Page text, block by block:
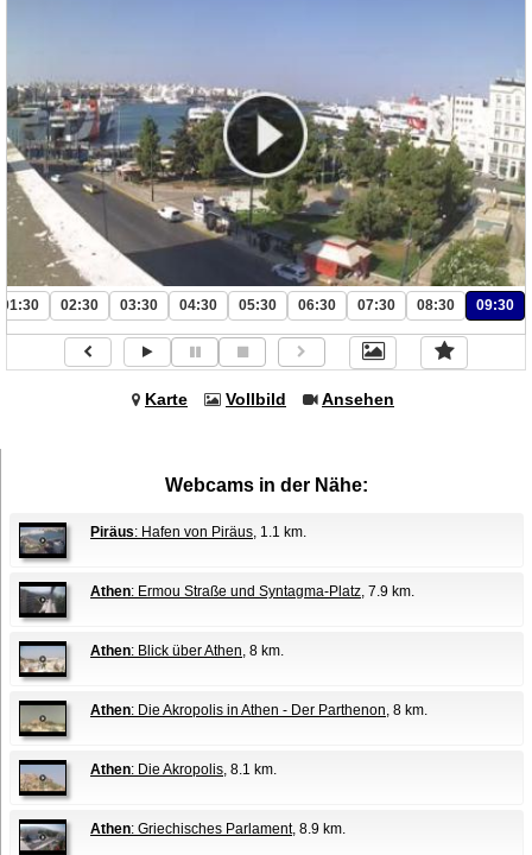
01:30 02:30 03:30 04:30 05:30 06:30 07:30 08:30 09:30
Karte Vollbild Ansehen
Webcams in der Nähe:
Piräus: Hafen von Piräus , 1.1 km.
Athen: Ermou Straße und Syntagma-Platz , 7.9 km.
Athen: Blick über Athen , 8 km.
Athen: Die Akropolis in Athen - Der Parthenon , 8 km.
Athen: Die Akropolis , 8.1 km.
Athen: Griechisches Parlament, 8.9 km.